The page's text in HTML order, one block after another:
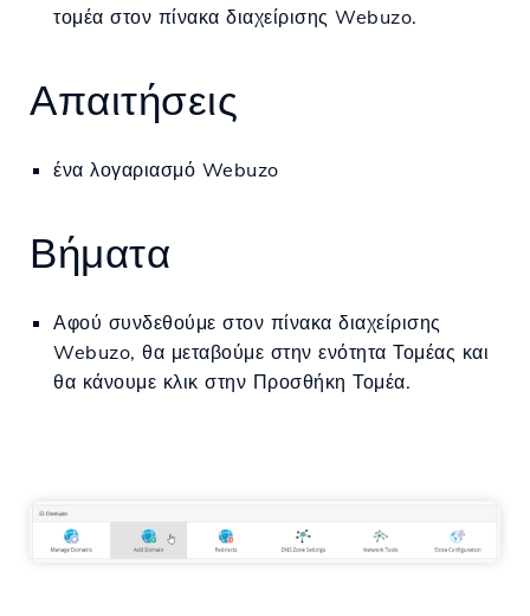
τομέα στον πίνακα διαχείρισης Webuzo.
Απαιτήσεις
ένα λογαριασμό Webuzo
Βήματα
Αφού συνδεθούμε στον πίνακα διαχείρισης
Webuzo, θα μεταβούμε στην ενότητα Τομέας και
θα κάνουμε κλικ στην Προσθήκη Τομέα.